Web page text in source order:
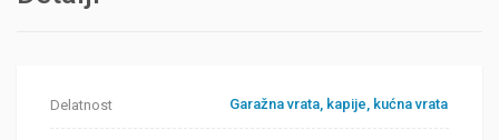
Delatnost Garažna vrata, kapije, kućna vrata